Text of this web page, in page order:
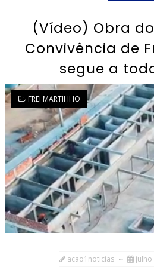
(Vídeo) Obra
Convivência de
segue a
FREI MARTIHHO
acao1noticias julho